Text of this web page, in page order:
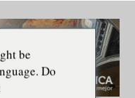
be
Do